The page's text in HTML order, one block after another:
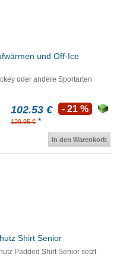
und Off-Ice
oder andere Sportarten
102.53 €
129.95 € *
- 21 %
In den Warenkorb
Shirt Senior
Padded Shirt Senior setzt